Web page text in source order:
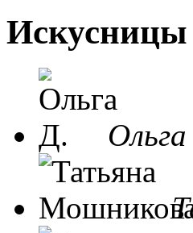
Искусницы
Ольга